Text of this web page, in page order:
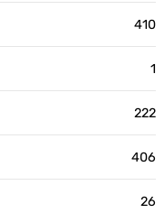
410
1
222
406
26